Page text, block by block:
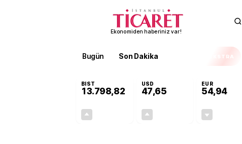
Ekonomiden haberiniz var!
Bugün Son Dakika EKSTRA
BIST
13.798,82
USD
47,65
EUR
54,94